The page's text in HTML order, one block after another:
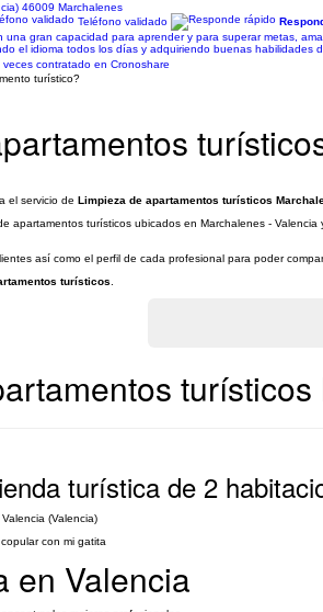
46009 Marchalenes
Teléfono validado
una gran capacidad para aprender y para superar metas,
el idioma todos los días y adquiriendo buenas habilidades
veces contratado en Cronoshare
el servicio de Limpieza de apartamentos turísticos
apartamentos turísticos ubicados en Marchalenes -
así como el perfil de cada profesional para poder
turísticos
turística de 2
(Valencia)
con mi gatita
en Valencia